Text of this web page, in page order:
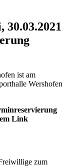
30.03.2021
ist am
Wershofen
Link
zum